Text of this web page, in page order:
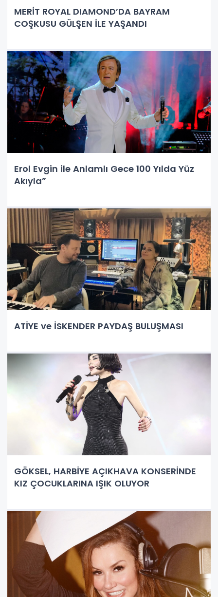
MERİT ROYAL DIAMOND’DA BAYRAM
COŞKUSU GÜLŞEN İLE YAŞANDI
Erol Evgin ile Anlamlı Gece 100 Yılda Yüz
Akıyla”
ATİYE ve İSKENDER PAYDAŞ BULUŞMASI
GÖKSEL, HARBİYE AÇIKHAVA KONSERİNDE
KIZ ÇOCUKLARINA IŞIK OLUYOR